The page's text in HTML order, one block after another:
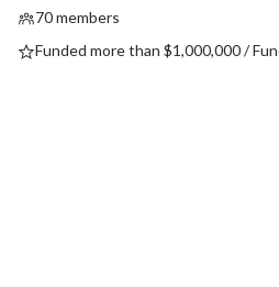
70 members
Funded more than $1,000,000 /